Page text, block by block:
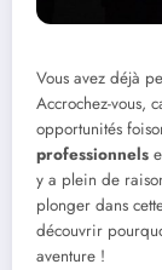
Vous avez déjà
Accrochez-vous,
opportunités
professionnels
y a plein de
plonger dans
découvrir
aventure !